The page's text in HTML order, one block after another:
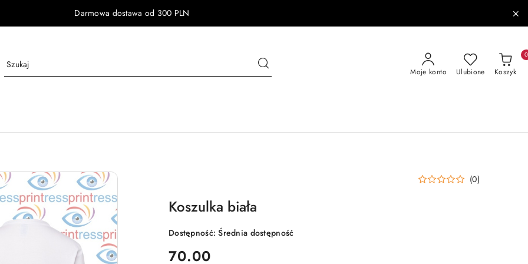
Darmowa dostawa od 300 PLN
Moje konto Ulubione Koszyk
0
(0)
Koszulka biała
Dostępność:Średnia dostępność
cena:
70.00